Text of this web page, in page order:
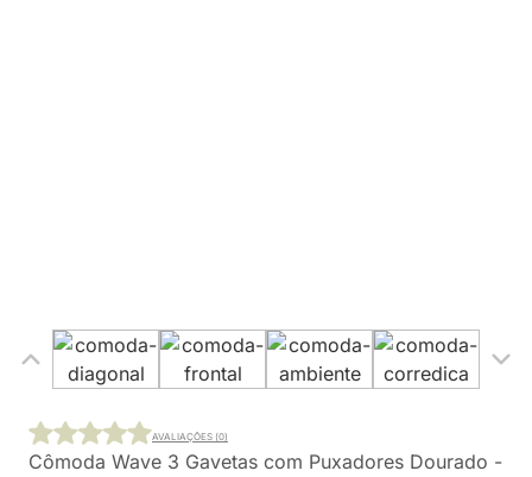
Cômoda Wave 3 Gavetas com Puxadores Dourado -
AVALIAÇÕES (0)